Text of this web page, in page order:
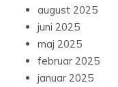
august 2025
juni 2025
maj 2025
februar 2025
januar 2025